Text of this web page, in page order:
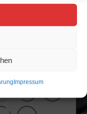
Impressum